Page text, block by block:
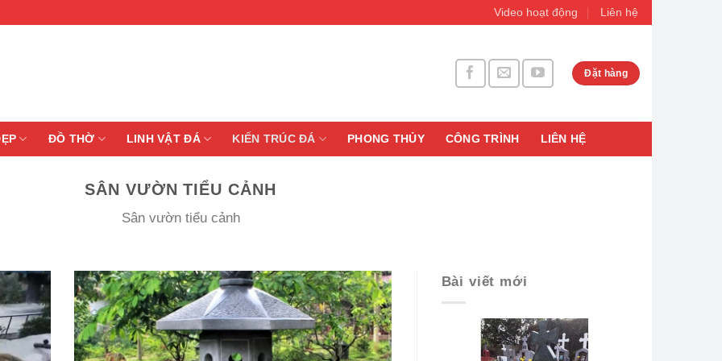
Video hoạt động Liên hệ
Đặt hàng
ĐỒ THỜ LINH VẬT ĐÁ KIẾN TRÚC ĐÁ PHONG THỦY CÔNG TRÌNH LIÊN HỆ
SÂN VƯỜN TIỂU CẢNH
Sân vườn tiểu cảnh
Bài viết mới